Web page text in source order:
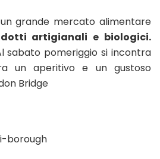
grande mercato alimentare
artigianali e biologici.
sabato pomeriggio si incontra
un aperitivo e un gustoso
Bridge